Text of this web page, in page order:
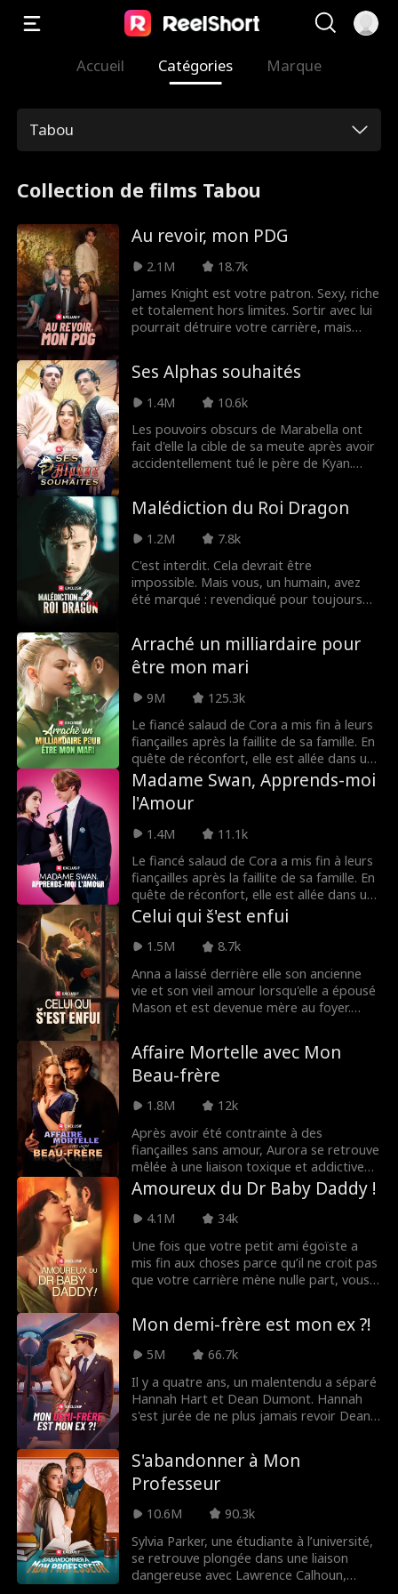
Accueil Catégories Marque
Tabou
Collection de films Tabou
Au revoir, mon PDG
2.1M
18.7k
James Knight est votre patron. Sexy, riche
et totalement hors limites. Sortir avec lui
pourrait détruire votre carrière, mais
Parce que ce qui est pire que de savoir
que vous voulez quelque chose, en plus
de savoir que vous ne pouvez jamais
l'avoir?
Ses Alphas souhaités
1.4M
10.6k
Les pouvoirs obscurs de Marabella ont
fait d'elle la cible de sa meute après avoir
accidentellement tué le père de Kyan.
son petit-ami et le futur Alpha. Lorsque la
Déesse de la Lune la met en relation avec
Kyan, son seul espoir se brise. Ce lien
conjugal se révélera-t-il une bénédiction
ou une autre malédiction ?
Malédiction du Roi Dragon
1.2M
7.8k
C'est interdit. Cela devrait être
impossible. Mais vous, un humain, avez
été marqué : revendiqué pour toujours
pas n'importe quel dragon... le Roi
Dragon. Un homme dont la beauté
sombre et le pouvoir mortel ne sont que
votre fin ? Ou va-t-il dévoiler un secret qui
pourrait tout changer ?
Arraché un milliardaire pour
être mon mari
9M
125.3k
Le fiancé salaud de Cora a mis fin à leurs
fiançailles après la faillite de sa famille. En
quête de réconfort, elle est allée dans un
bar et a couché avec l'homme le plus
riche de la ville, qui se trouve aussi être
l'oncle de ce salaud !
Madame Swan, Apprends-moi
l'Amour
1.4M
11.1k
Le fiancé salaud de Cora a mis fin à leurs
fiançailles après la faillite de sa famille. En
quête de réconfort, elle est allée dans un
bar et a couché avec l'homme le plus
riche de la ville, qui se trouve aussi être
l'oncle de ce salaud !
Celui qui š'est enfui
1.5M
8.7k
Anna a laissé derrière elle son ancienne
vie et son vieil amour lorsqu'elle a épousé
Mason et est devenue mère au foyer.
cours de son mariage de 10 ans, Anna
commence à se remémorer sa relation
passionnée avec son ex-petit-ami
charismatique et dangereux Adrian
réapparaît dans sa vie ordinaire, Anna est
obligée de faire face à ses désirs les plus
profonds… et de choisir entre son passé
et son présent.
Affaire Mortelle avec Mon
Beau-frère
1.8M
12k
Après avoir été contrainte à des
fiançailles sans amour, Aurora se retrouve
mêlée à une liaison toxique et addictive
avec le frère de son fiancé, Noah Hayes.
Pendant ce temps, le passé qu’elle a fui
menace de la rattraper.
Amoureux du Dr Baby Daddy !
4.1M
34k
Une fois que votre petit ami égoïste a
mis fin aux choses parce qu’il ne croit pas
que votre carrière mène nulle part, vous
en chirurgie, vous vous lancez dans le
travail – et sous la direction de votre
superviseur résident, le Dr Sawyer
Campbell : chirurgien de renom
impitoyable, papa surprise et, pire que
tout… le père de votre ex.
Mon demi-frère est mon ex ?!
5M
66.7k
Il y a quatre ans, un malentendu a séparé
Hannah Hart et Dean Dumont. Hannah
s'est jurée de ne plus jamais revoir Dean...
Maintenant, Dean et Hannah sont demi-
frères et demi-sœurs... mais aucun d'entre
S'abandonner à Mon
Professeur
10.6M
90.3k
Sylvia Parker, une étudiante à l’université,
se retrouve plongée dans une liaison
dangereuse avec Lawrence Calhoun,